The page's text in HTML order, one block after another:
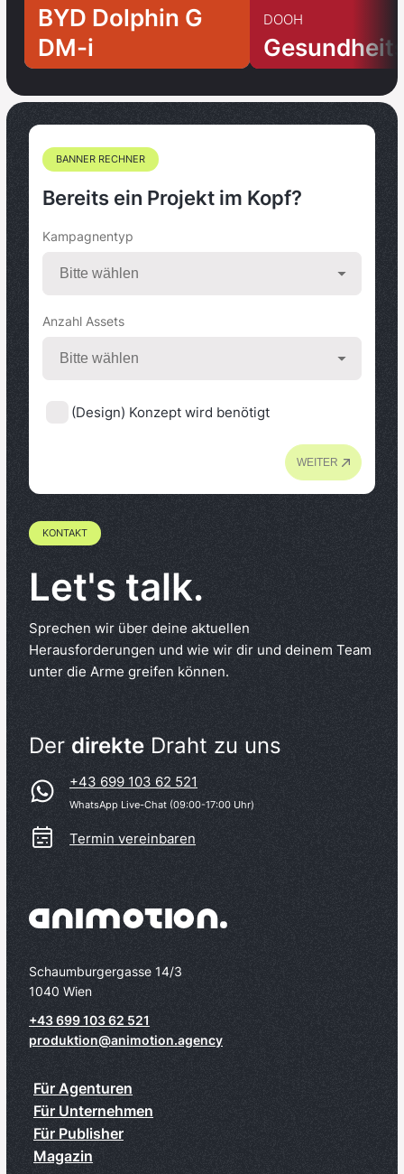
BYD Dolphin G
DM-i
DOOH
BANNER RECHNER
Bereits ein Projekt im Kopf?
Kampagnentyp
Anzahl Assets
(Design) Konzept wird benötigt
WEITER
KONTAKT
Let's talk.
Sprechen wir über deine aktuellen
Herausforderungen und wie wir dir und deinem Team
unter die Arme greifen können.
Der direkte Draht zu uns
+43 699 103 62 521
WhatsApp Live-Chat (09:00-17:00 Uhr)
Termin vereinbaren
Schaumburgergasse 14/3
1040 Wien
+43 699 103 62 521
produktion@animotion.agency
Für Agenturen
Für Unternehmen
Für Publisher
Magazin